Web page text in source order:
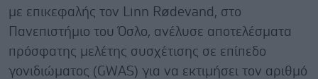
με επικεφαλής τον Linn Rødevand, στο
Πανεπιστήμιο του Όσλο, ανέλυσε αποτελέσματα
πρόσφατης μελέτης συσχέτισης σε επίπεδο
γονιδιώματος (GWAS) για να εκτιμήσει τον αριθμό